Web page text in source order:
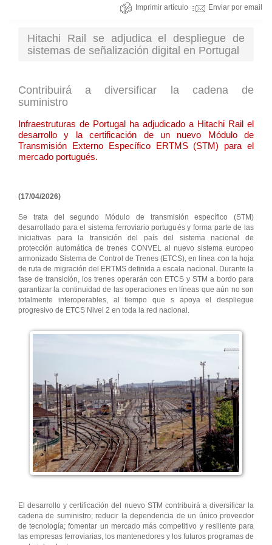
Imprimir artículo Enviar por email
Hitachi Rail se adjudica el despliegue de
sistemas de señalización digital en Portugal
Contribuirá a diversificar la cadena de
suministro
Infraestruturas de Portugal ha adjudicado a Hitachi Rail el
desarrollo y la certificación de un nuevo Módulo de
Transmisión Externo Específico ERTMS (STM) para el
mercado portugués.
(17/04/2026)
Se trata del segundo Módulo de transmisión específico (STM)
desarrollado para el sistema ferroviario portugués y forma parte de las
iniciativas para la transición del país del sistema nacional de
protección automática de trenes CONVEL al nuevo sistema europeo
armonizado Sistema de Control de Trenes (ETCS), en línea con la hoja
de ruta de migración del ERTMS definida a escala nacional. Durante la
fase de transición, los trenes operarán con ETCS y STM a bordo para
garantizar la continuidad de las operaciones en líneas que aún no son
totalmente interoperables, al tiempo que s apoya el despliegue
progresivo de ETCS Nivel 2 en toda la red nacional.
El desarrollo y certificación del nuevo STM contribuirá a diversificar la
cadena de suministro; reducir la dependencia de un único proveedor
de tecnología; fomentar un mercado más competitivo y resiliente para
las empresas ferroviarias, los mantenedores y los futuros programas de